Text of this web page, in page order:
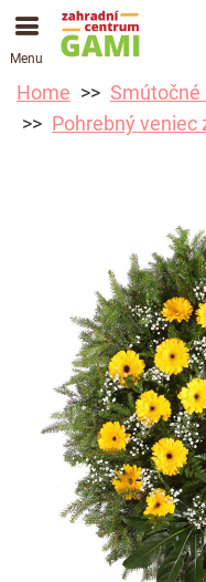
Menu
Home
Smútočné
Pohrebný veniec